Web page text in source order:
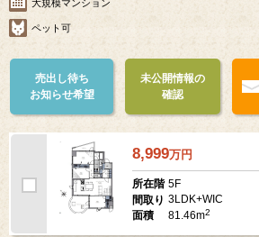
大規模マンション
ペット可
売出し待ち
お知らせ希望
未公開情報の
確認
8,999万円
所在階 5F
間取り 3LDK+WIC
面積
81.46m2